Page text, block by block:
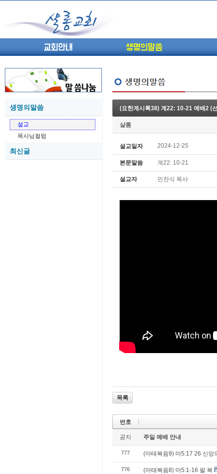
교회안내 생명의말씀
생명의말씀
설교
목사님컬럼
최신글
05-26 (고린도전서12) 고전7:23-40 ...
05-20 (고린도전서10) 고전6:1~11 ...
05-20 (고린도전서9) 고전5:1-13 ...
05-18 (고린도전서7) 고전4:1-8 판...
(요한계시록38) 계22: 10-21 예배2 (
샬롬
설교일자 2024-12-25
본문말씀 계22: 10-21
설교자 민찬식 목사
목록
번호
공지 주일 예배 안내
777 (마태복음9) 마5:17 26 신앙
776 (마태복음8) 마5:1-16 팔 복